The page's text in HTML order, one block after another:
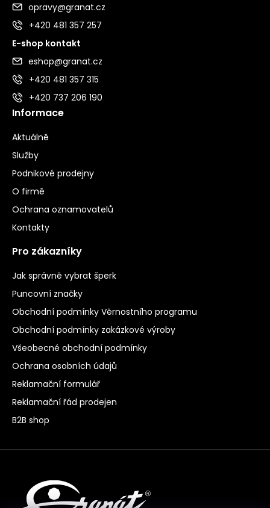
opravy@granat.cz
+420 481 357 257
E-shop kontakt
eshop@granat.cz
+420 481 357 315
+420 737 206 190
Informace
Aktuálně
Služby
Podnikové prodejny
O firmě
Ochrana oznamovatelů
Kontakty
Pro zákazníky
Jak správně vybrat šperk
Puncovní značky
Obchodní podmínky Věrnostního programu
Obchodní podmínky zakázkové výroby
Všeobecné obchodní podmínky
Ochrana osobních údajů
Reklamační formulář
Reklamační řád prodejen
B2B shop